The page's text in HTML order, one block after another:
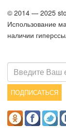
© 2014 — 2025
Использование
наличии
ПОДПИСАТЬСЯ